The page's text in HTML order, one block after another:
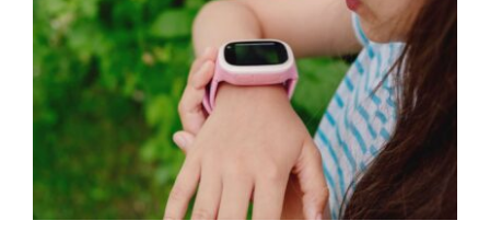
Kako odabrati pravi pametni sat za
vašu decu